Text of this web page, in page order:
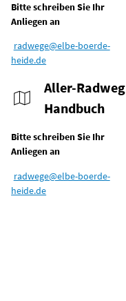
Bitte schreiben Sie Ihr
Anliegen an
radwege@elbe-boerde-
heide.de
Aller-Radweg
Handbuch
Bitte schreiben Sie Ihr
Anliegen an
radwege@elbe-boerde-
heide.de